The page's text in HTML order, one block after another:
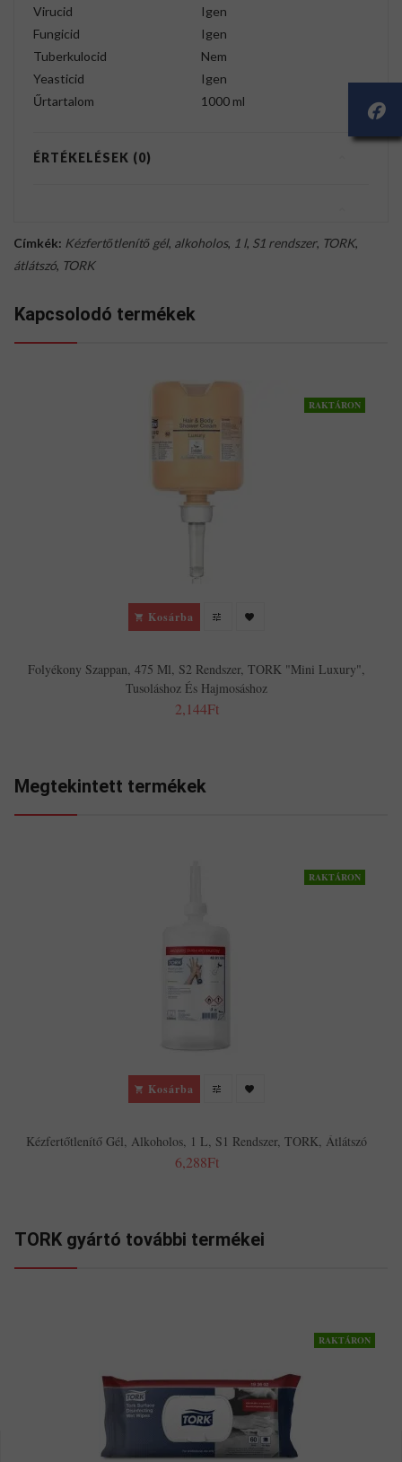
Virucid
Igen
Fungicid
Igen
Tuberkulocid
Nem
Yeasticid
Igen
Űrtartalom
1000 ml
ÉRTÉKELÉSEK (0)
Címkék: Kézfertőtlenítő gél, alkoholos, 1 l, S1 rendszer, TORK,
átlátszó, TORK
Kapcsolodó termékek
RAKTÁRON
Kosárba
Folyékony Szappan, 475 Ml, S2 Rendszer, TORK "Mini Luxury",
Tusoláshoz És Hajmosáshoz
2,144Ft
Megtekintett termékek
RAKTÁRON
Kosárba
Kézfertőtlenítő Gél, Alkoholos, 1 L, S1 Rendszer, TORK, Átlátszó
6,288Ft
TORK gyártó további termékei
RAKTÁRON